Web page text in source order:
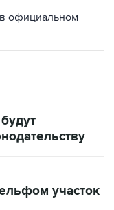
официальном
участок